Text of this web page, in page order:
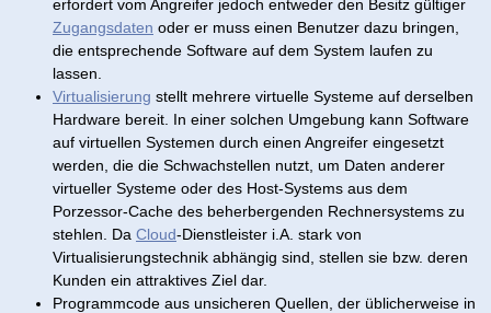
erfordert vom Angreifer jedoch entweder den Besitz gültiger
Zugangsdaten oder er muss einen Benutzer dazu bringen,
die entsprechende Software auf dem System laufen zu
lassen.
Virtualisierung stellt mehrere virtuelle Systeme auf derselben
Hardware bereit. In einer solchen Umgebung kann Software
auf virtuellen Systemen durch einen Angreifer eingesetzt
werden, die die Schwachstellen nutzt, um Daten anderer
virtueller Systeme oder des Host-Systems aus dem
Porzessor-Cache des beherbergenden Rechnersystems zu
stehlen. Da Cloud-Dienstleister i.A. stark von
Virtualisierungstechnik abhängig sind, stellen sie bzw. deren
Kunden ein attraktives Ziel dar.
Programmcode aus unsicheren Quellen, der üblicherweise in